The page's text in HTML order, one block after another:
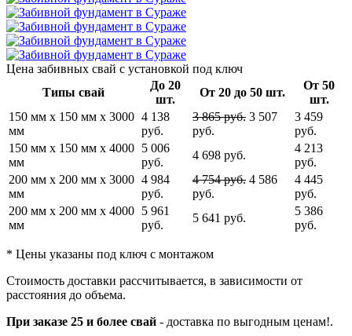
Цена забивных свай с установкой под ключ
Типы свай
До 20
шт.
От 20 до 50 шт.
От 50
шт.
150 мм x 150 мм x 3000
мм
4 138
руб.
3 865 руб. 3 507
руб.
3 459
руб.
150 мм x 150 мм x 4000
мм
5 006
руб.
4 698 руб.
4 213
руб.
200 мм x 200 мм x 3000
мм
4 984
руб.
4 754 руб. 4 586
руб.
4 445
руб.
200 мм x 200 мм x 4000
мм
5 961
руб.
5 641 руб.
5 386
руб.
* Цены указаны под ключ с монтажом
Стоимость доставки рассчитывается, в зависимости от
расстояния до объема.
При заказе 25 и более свай - доставка по выгодным ценам!.